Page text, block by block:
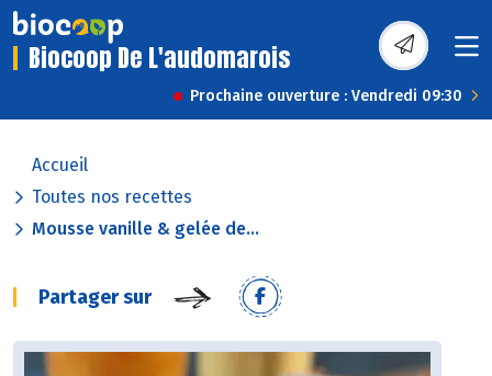
Biocoop De L'audomarois
Prochaine ouverture : Vendredi 09:30
Accueil
Toutes nos recettes
Mousse vanille & gelée de...
Partager sur